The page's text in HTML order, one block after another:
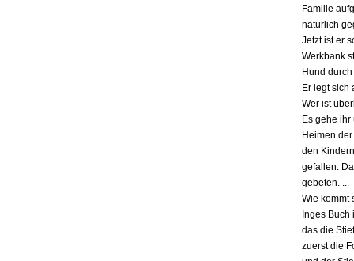
Familie
natürlich
Jetzt ist er
Werkbank
Hund
Er legt sich
Wer ist
Es gehe
Heimen
den
gefallen.
gebeten. ...
Wie kommt
Inges
das die
zuerst die